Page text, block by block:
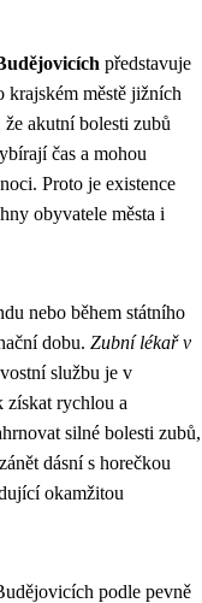
představuje
krajském městě jižních
akutní bolesti zubů
čas a mohou
Proto je existence
obyvatele města i
nebo během státního
dobu. Zubní lékař v
službu je v
získat rychlou a
silné bolesti zubů,
dásní s horečkou
okamžitou
podle pevně